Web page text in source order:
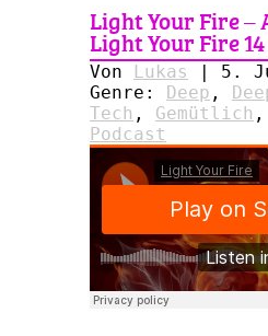
Light Your Fire –
Light Your Fire 14
Von Lukas
5.
Genre:
Deep ,
Tech , Gemütlich ,
Podcast